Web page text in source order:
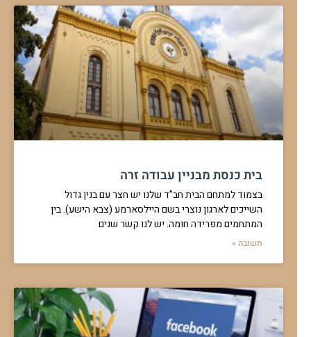
בית כנסת מבניין עבודה זרה
בצמוד למתחם הבית חב"ד שלנו יש חצר עם בנין גדול
השייכים לארגון נוצרי בשם היילסארמע (צבא הישע). בין
המתחמים מפרידה חומה. יש לנו קשר שנים
תשובה »